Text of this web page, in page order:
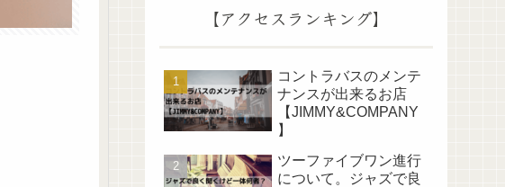
【アクセスランキング】
コントラバスのメンテ
ナンスが出来るお店
【JIMMY&COMPANY
】
ツーファイブワン進行
について。ジャズで良